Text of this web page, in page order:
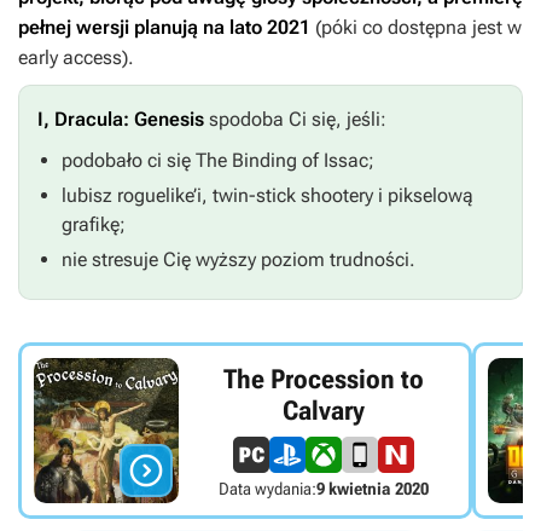
pełnej wersji planują na lato 2021 (póki co dostępna jest w
early access).
I, Dracula: Genesis spodoba Ci się, jeśli:
podobało ci się The Binding of Issac;
lubisz roguelike’i, twin-stick shootery i pikselową
grafikę;
nie stresuje Cię wyższy poziom trudności.

The Procession to
Calvary
Data wydania:9 kwietnia 2020